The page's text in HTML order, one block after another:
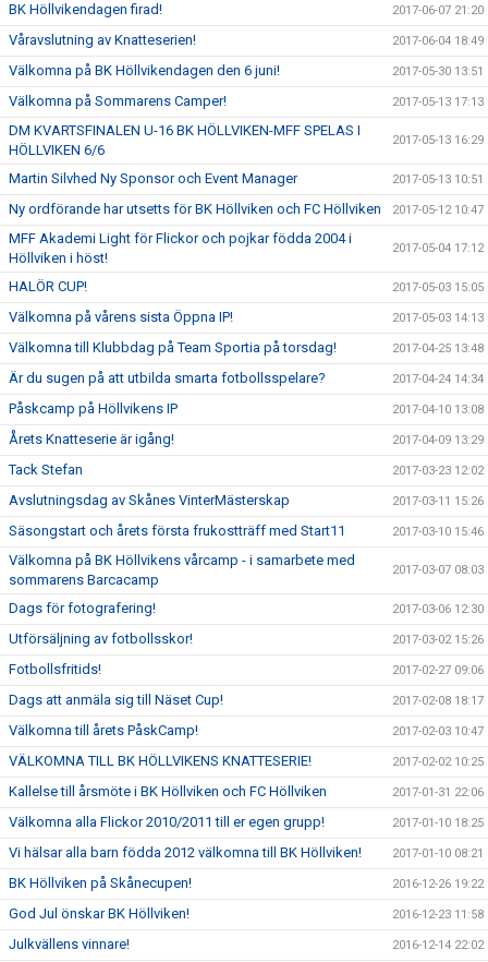
BK Höllvikendagen firad! 2017-06-07 21:20
Våravslutning av Knatteserien! 2017-06-04 18:49
Välkomna på BK Höllvikendagen den 6 juni! 2017-05-30 13:51
Välkomna på Sommarens Camper! 2017-05-13 17:13
DM KVARTSFINALEN U-16 BK HÖLLVIKEN-MFF SPELAS I
HÖLLVIKEN 6/6
2017-05-13 16:29
Martin Silvhed Ny Sponsor och Event Manager 2017-05-13 10:51
Ny ordförande har utsetts för BK Höllviken och FC Höllviken 2017-05-12 10:47
MFF Akademi Light för Flickor och pojkar födda 2004 i
Höllviken i höst!
2017-05-04 17:12
HALÖR CUP! 2017-05-03 15:05
Välkomna på vårens sista Öppna IP! 2017-05-03 14:13
Välkomna till Klubbdag på Team Sportia på torsdag! 2017-04-25 13:48
Är du sugen på att utbilda smarta fotbollsspelare? 2017-04-24 14:34
Påskcamp på Höllvikens IP 2017-04-10 13:08
Årets Knatteserie är igång! 2017-04-09 13:29
Tack Stefan 2017-03-23 12:02
Avslutningsdag av Skånes VinterMästerskap 2017-03-11 15:26
Säsongstart och årets första frukostträff med Start11 2017-03-10 15:46
Välkomna på BK Höllvikens vårcamp - i samarbete med
sommarens Barcacamp
2017-03-07 08:03
Dags för fotografering! 2017-03-06 12:30
Utförsäljning av fotbollsskor! 2017-03-02 15:26
Fotbollsfritids! 2017-02-27 09:06
Dags att anmäla sig till Näset Cup! 2017-02-08 18:17
Välkomna till årets PåskCamp! 2017-02-03 10:47
VÄLKOMNA TILL BK HÖLLVIKENS KNATTESERIE! 2017-02-02 10:25
Kallelse till årsmöte i BK Höllviken och FC Höllviken 2017-01-31 22:06
Välkomna alla Flickor 2010/2011 till er egen grupp! 2017-01-10 18:25
Vi hälsar alla barn födda 2012 välkomna till BK Höllviken! 2017-01-10 08:21
BK Höllviken på Skånecupen! 2016-12-26 19:22
God Jul önskar BK Höllviken! 2016-12-23 11:58
Julkvällens vinnare! 2016-12-14 22:02